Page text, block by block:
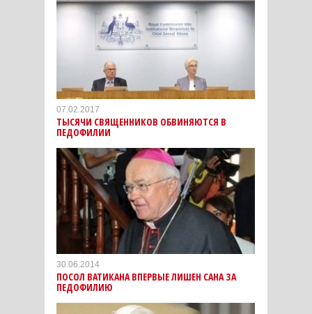
07.02.2017
ТЫСЯЧИ СВЯЩЕННИКОВ ОБВИНЯЮТСЯ В
ПЕДОФИЛИИ
30.06.2014
ПОСОЛ ВАТИКАНА ВПЕРВЫЕ ЛИШЕН САНА ЗА
ПЕДОФИЛИЮ